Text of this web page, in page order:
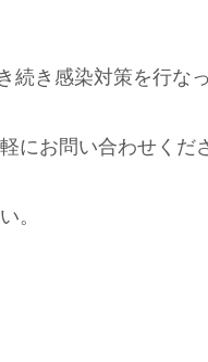
き感染対策を行な
お問い合わせくだ
。